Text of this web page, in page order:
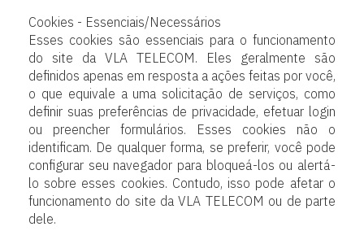
Cookies - Essenciais/Necessários
Esses cookies são essenciais para o funcionamento
do site da VLA TELECOM. Eles geralmente são
definidos apenas em resposta a ações feitas por você,
o que equivale a uma solicitação de serviços, como
definir suas preferências de privacidade, efetuar login
ou preencher formulários. Esses cookies não o
identificam. De qualquer forma, se preferir, você pode
configurar seu navegador para bloqueá-los ou alertá-
lo sobre esses cookies. Contudo, isso pode afetar o
funcionamento do site da VLA TELECOM ou de parte
dele.